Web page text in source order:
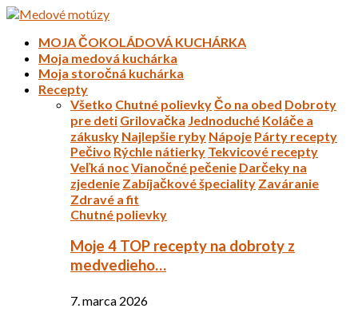
MOJA ČOKOLÁDOVÁ KUCHÁRKA
Moja medová kuchárka
Moja storočná kuchárka
Recepty
Všetko Chutné polievkyČo na obed Dobroty
pre deti Grilovačka Jednoduché Koláče a
zákusky Najlepšie ryby Nápoje Párty recepty
Pečivo Rýchle nátierky Tekvicové recepty
Veľká nocVianočné pečenie Darčeky na
zjedenie Zabíjačkové špeciality Zaváranie
Zdravé a fit
Chutné polievky
Moje 4 TOP recepty na dobroty z
medvedieho…
7. marca 2026